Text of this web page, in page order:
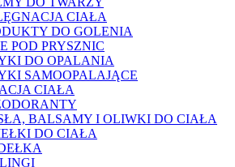
CIAŁA
DO GOLENIA
POD PRYSZNIC
DO OPALANIA
SAMOOPALAJĄCE
CIAŁA
BALSAMY I OLIWKI DO CIAŁA
DO CIAŁA